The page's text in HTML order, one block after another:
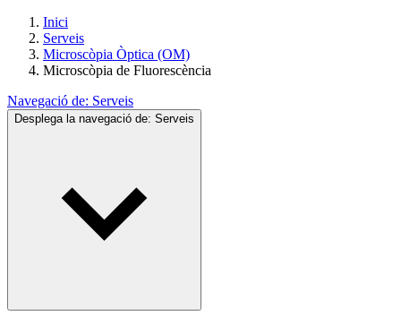
Inici
Serveis
Microscòpia Òptica (OM)
Microscòpia de Fluorescència
Navegació de: Serveis
Desplega la navegació de: Serveis